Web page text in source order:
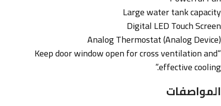
Large water tank capacity
Digital LED Touch Screen
Analog Thermostat (Analog Device)
“Keep door window open for cross ventilation and
effective cooling.”
المواصفات